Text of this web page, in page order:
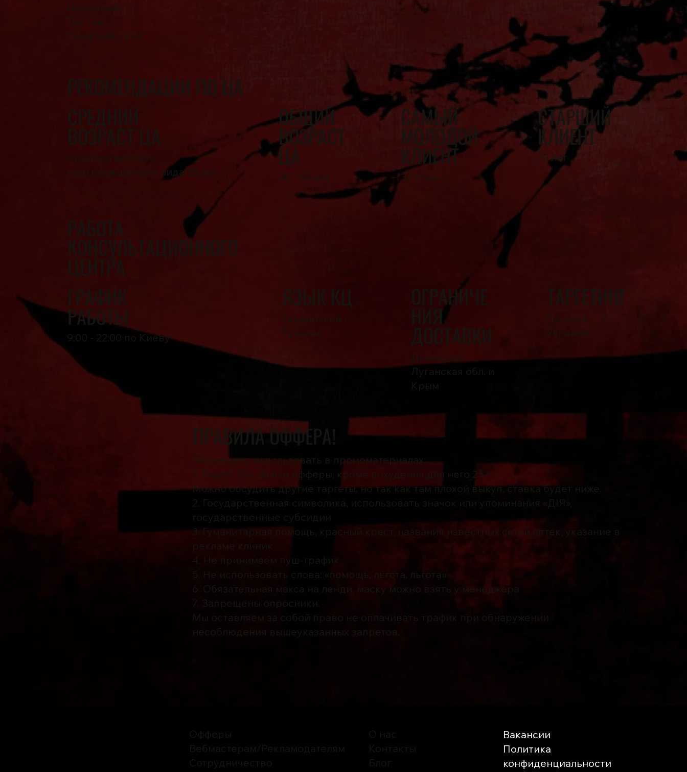
Инстаграм
Тик Ток
Тизерные сети
РЕКОМЕНДАЦИИ ПО ЦА
СРЕДНИЙ
ВОЗРАСТ ЦА
Средний возраст
подтвержденного лида 50 лет
ОБЩИЙ
ВОЗРАСТ
ЦА
30 - 65 лет
САМЫЙ
МОЛОДОЙ
КЛИЕНТ
32 года
СТАРШИЙ
КЛИЕНТ
70 лет
РАБОТА
КОНСУЛЬТАЦИОННОГО
ЦЕНТРА
ГРАФИК
РАБОТЫ
9:00 - 22:00 по Киеву
ЯЗЫК КЦ
Украинский /
Русский
ОГРАНИЧЕ
НИЯ
ДОСТАВКИ
Донецкая,
ТАРГЕТИНГ
По всей
Украине
ПРАВИЛА ОФФЕРА!
Запрещено использовать в промоматериалах:
1. Таргет 35+ на все офферы, кроме похудения для него 25+
Можно обсудить другие таргеты, но так как там плохой выкуп, ставка будет ниже.
3. Гуманитарная помощь, красный крест, названия известных сетей аптек, указание в
Вакансии
Политика
конфиденциальности